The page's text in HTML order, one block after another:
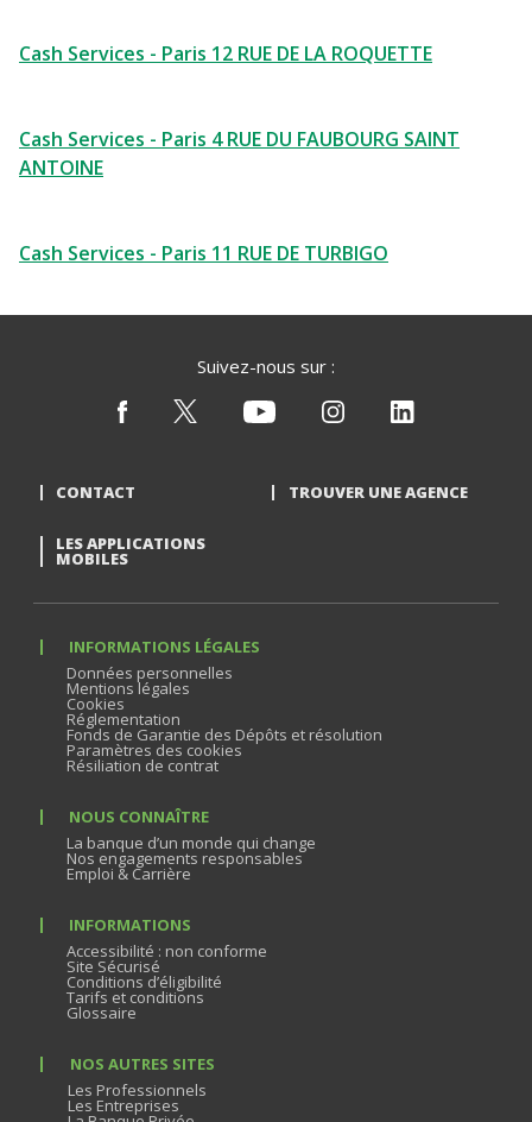
Cash Services - Paris 12 RUE DE LA ROQUETTE
Cash Services - Paris 4 RUE DU FAUBOURG SAINT
ANTOINE
Cash Services - Paris 11 RUE DE TURBIGO
Suivez-nous sur :
CONTACT TROUVER UNE AGENCE
LES APPLICATIONS
MOBILES
INFORMATIONS LÉGALES
Données personnelles
Mentions légales
Cookies
Réglementation
Fonds de Garantie des Dépôts et résolution
Paramètres des cookies
Résiliation de contrat
NOUS CONNAÎTRE
La banque d’un monde qui change
Nos engagements responsables
Emploi & Carrière
INFORMATIONS
Accessibilité : non conforme
Site Sécurisé
Conditions d’éligibilité
Tarifs et conditions
Glossaire
NOS AUTRES SITES
Les Professionnels
Les Entreprises